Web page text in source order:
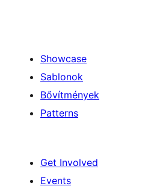
Showcase
Sablonok
Bővítmények
Patterns
Get Involved
Events